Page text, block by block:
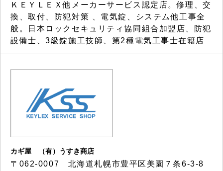
ＫＥＹＬＥＸ他メーカーサービス認定店。修理、交
換、取付、防犯対策 、電気錠、システム他工事全
般。日本ロックセキュリティ協同組合加盟店、防犯
設備士、3級錠施工技師、第2種電気工事士在籍店
カギ屋 （有）うすき商店
〒062-0007 北海道札幌市豊平区美園７条6-3-8